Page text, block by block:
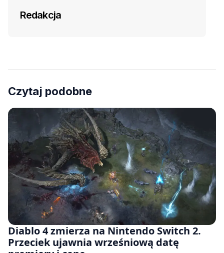
Redakcja
Czytaj podobne
Diablo 4 zmierza na Nintendo Switch 2.
Przeciek ujawnia wrześniową datę